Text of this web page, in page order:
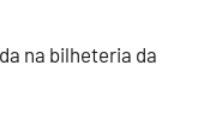
na bilheteria da